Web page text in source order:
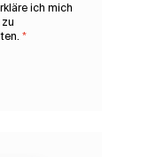
ich mich
*